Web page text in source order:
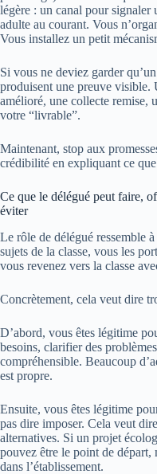
légère : un canal pour signaler
adulte au courant. Vous
Vous installez un petit
Si vous ne deviez garder
produisent une preuve visible.
amélioré, une collecte remise,
votre “livrable”.
Maintenant, stop aux
crédibilité en expliquant ce
Ce que le délégué peut faire,
éviter
Le rôle de délégué ressemble
sujets de la classe, vous les
vous revenez vers la classe
Concrètement, cela veut dire
D’abord, vous êtes légitime
besoins, clarifier des
compréhensible. Beaucoup
est propre.
Ensuite, vous êtes légitime
pas dire imposer. Cela veut
alternatives. Si un projet
pouvez être le point de départ,
dans l’établissement.